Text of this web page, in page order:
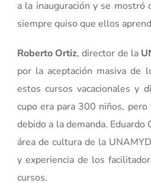
a la inauguración y se mostró
siempre quiso que ellos
Roberto Ortiz, director de la
por la aceptación masiva de
estos cursos vacacionales y
cupo era para 300 niños,
debido a la demanda. Eduardo
área de cultura de la
y experiencia de los
cursos.